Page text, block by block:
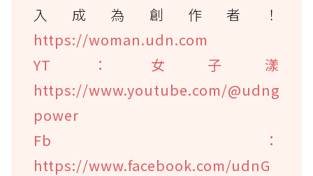
入成為創作者！
https://woman.udn.com
YT：女子漾
https://www.youtube.com/@udng
power
Fb：
https://www.facebook.com/udnG